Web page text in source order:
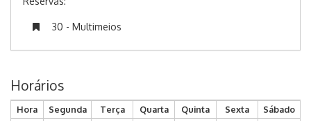
30 - Multimeios
Horários
Hora Segunda Terça Quarta Quinta Sexta
Sábado